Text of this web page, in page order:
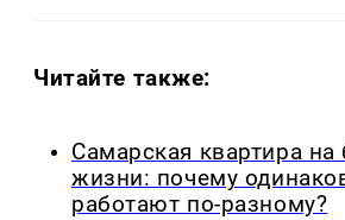
Читайте также:
Самарская квартира на
жизни: почему
работают по-разному?